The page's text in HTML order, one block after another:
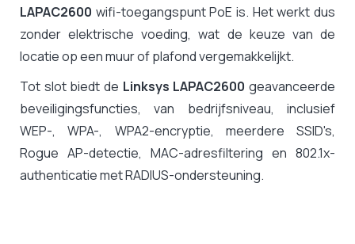
LAPAC2600 wifi-toegangspunt PoE is. Het werkt dus
zonder elektrische voeding, wat de keuze van de
locatie op een muur of plafond vergemakkelijkt.
Tot slot biedt de Linksys LAPAC2600geavanceerde
beveiligingsfuncties,van bedrijfsniveau, inclusief
WEP-, WPA-, WPA2-encryptie, meerdere SSID's,
Rogue AP-detectie, MAC-adresfiltering en 802.1x-
authenticatie met RADIUS-ondersteuning.